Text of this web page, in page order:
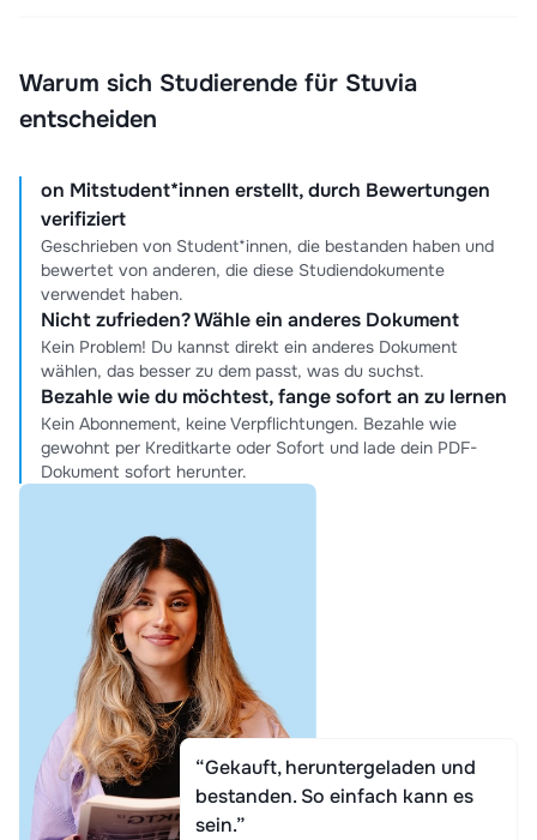
Warum sich Studierende für Stuvia
entscheiden
on Mitstudent*innen erstellt, durch Bewertungen
verifiziert
Geschrieben von Student*innen, die bestanden haben und
bewertet von anderen, die diese Studiendokumente
verwendet haben.
Nicht zufrieden? Wähle ein anderes Dokument
Kein Problem! Du kannst direkt ein anderes Dokument
wählen, das besser zu dem passt, was du suchst.
Bezahle wie du möchtest, fange sofort an zu lernen
Kein Abonnement, keine Verpflichtungen. Bezahle wie
gewohnt per Kreditkarte oder Sofort und lade dein PDF-
Dokument sofort herunter.
“Gekauft, heruntergeladen und
bestanden. So einfach kann es
sein.”